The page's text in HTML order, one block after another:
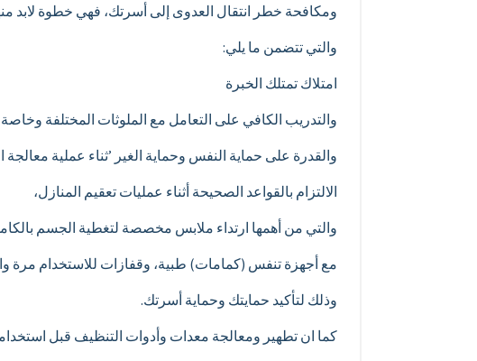
ومكافحة خطر انتقال العدوى إلى أسرتك، فهي خطوة لابد
والتي تتضمن ما يلي:
امتلاك تمتلك الخبرة
والتدريب الكافي على التعامل مع الملوثات المختلفة وخاصة
والقدرة على حماية النفس وحماية الغير ’ثناء عملية
الالتزام بالقواعد الصحيحة أثناء عمليات تعقيم المنازل،
والتي من أهمها ارتداء ملابس مخصصة لتغطية الجسم
مع أجهزة تنفس (كمامات) طبية، وقفازات للاستخدام مرة
وذلك لتأكيد حمايتك وحماية أسرتك.
كما ان تطهير ومعالجة معدات وأدوات التنظيف قبل